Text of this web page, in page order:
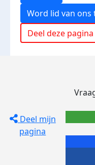
Word lid van ons
Deel deze pagina
Deel mijn
pagina